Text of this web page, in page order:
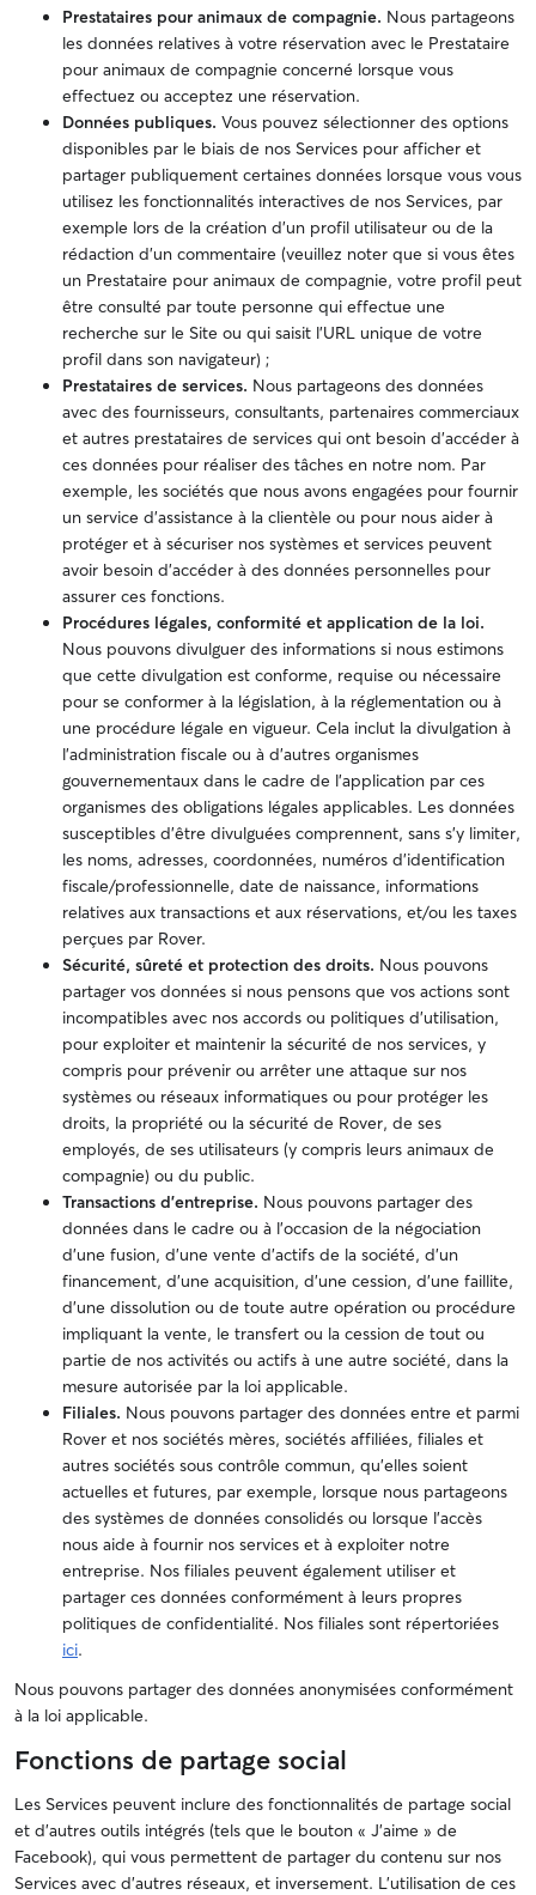
Prestataires pour animaux de compagnie. Nous partageons
les données relatives à votre réservation avec le Prestataire
pour animaux de compagnie concerné lorsque vous
effectuez ou acceptez une réservation.
Données publiques. Vous pouvez sélectionner des options
disponibles par le biais de nos Services pour afficher et
partager publiquement certaines données lorsque vous vous
utilisez les fonctionnalités interactives de nos Services, par
exemple lors de la création d’un profil utilisateur ou de la
rédaction d’un commentaire (veuillez noter que si vous êtes
un Prestataire pour animaux de compagnie, votre profil peut
être consulté par toute personne qui effectue une
recherche sur le Site ou qui saisit l'URL unique de votre
profil dans son navigateur) ;
Prestataires de services. Nous partageons des données
avec des fournisseurs, consultants, partenaires commerciaux
et autres prestataires de services qui ont besoin d’accéder à
ces données pour réaliser des tâches en notre nom. Par
exemple, les sociétés que nous avons engagées pour fournir
un service d'assistance à la clientèle ou pour nous aider à
protéger et à sécuriser nos systèmes et services peuvent
avoir besoin d'accéder à des données personnelles pour
assurer ces fonctions.
Procédures légales, conformité et application de la loi.
Nous pouvons divulguer des informations si nous estimons
que cette divulgation est conforme, requise ou nécessaire
pour se conformer à la législation, à la réglementation ou à
une procédure légale en vigueur. Cela inclut la divulgation à
l’administration fiscale ou à d'autres organismes
gouvernementaux dans le cadre de l'application par ces
organismes des obligations légales applicables. Les données
susceptibles d'être divulguées comprennent, sans s'y limiter,
les noms, adresses, coordonnées, numéros d'identification
fiscale/professionnelle, date de naissance, informations
relatives aux transactions et aux réservations, et/ou les taxes
perçues par Rover.
Sécurité, sûreté et protection des droits. Nous pouvons
partager vos données si nous pensons que vos actions sont
incompatibles avec nos accords ou politiques d'utilisation,
pour exploiter et maintenir la sécurité de nos services, y
compris pour prévenir ou arrêter une attaque sur nos
systèmes ou réseaux informatiques ou pour protéger les
droits, la propriété ou la sécurité de Rover, de ses
employés, de ses utilisateurs (y compris leurs animaux de
compagnie) ou du public.
Transactions d'entreprise. Nous pouvons partager des
données dans le cadre ou à l’occasion de la négociation
d’une fusion, d’une vente d’actifs de la société, d’un
financement, d’une acquisition, d’une cession, d’une faillite,
d’une dissolution ou de toute autre opération ou procédure
impliquant la vente, le transfert ou la cession de tout ou
partie de nos activités ou actifs à une autre société, dans la
mesure autorisée par la loi applicable.
Filiales. Nous pouvons partager des données entre et parmi
Rover et nos sociétés mères, sociétés affiliées, filiales et
autres sociétés sous contrôle commun, qu’elles soient
actuelles et futures, par exemple, lorsque nous partageons
des systèmes de données consolidés ou lorsque l'accès
nous aide à fournir nos services et à exploiter notre
entreprise. Nos filiales peuvent également utiliser et
partager ces données conformément à leurs propres
politiques de confidentialité. Nos filiales sont répertoriées
ici.
Nous pouvons partager des données anonymisées conformément
à la loi applicable.
Fonctions de partage social
Les Services peuvent inclure des fonctionnalités de partage social
et d’autres outils intégrés (tels que le bouton « J’aime » de
Facebook), qui vous permettent de partager du contenu sur nos
Services avec d’autres réseaux, et inversement. L’utilisation de ces